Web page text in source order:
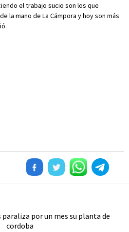
el trabajo sucio son los que
la mano de La Cámpora y hoy son más